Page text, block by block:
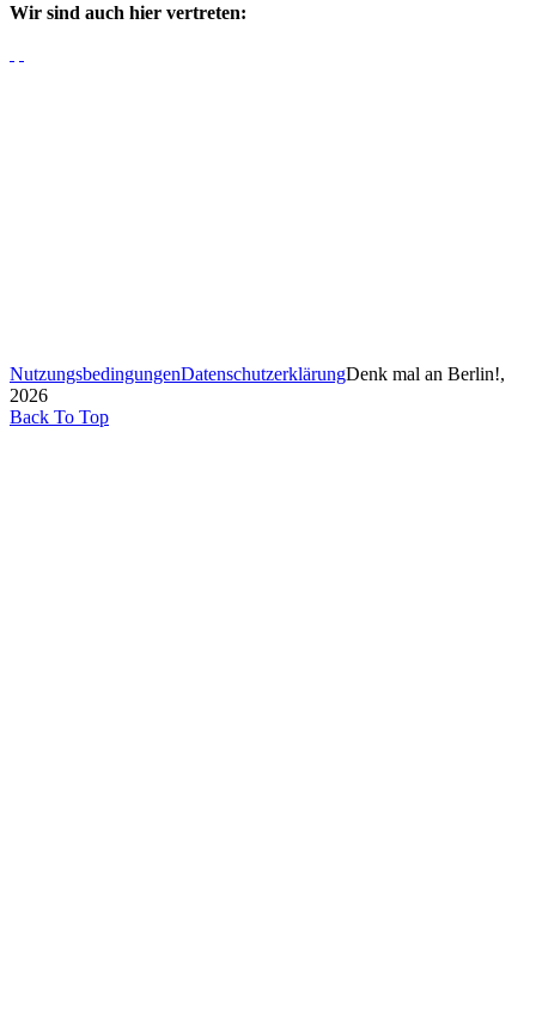
Wir sind auch hier vertreten:
NutzungsbedingungenDatenschutzerklärungDenk mal an Berlin!,
2026
Back To Top